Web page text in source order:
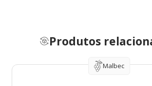
Produtos
Malbec